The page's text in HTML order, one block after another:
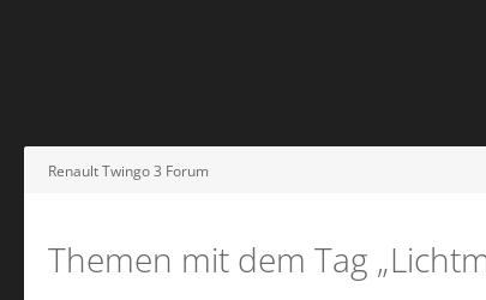
Renault Twingo 3 Forum
Themen mit dem Tag